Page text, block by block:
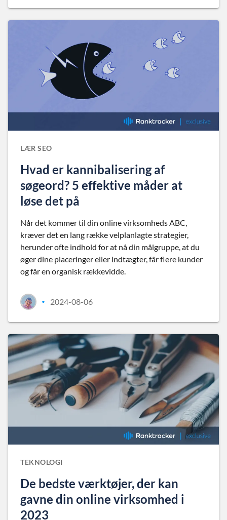
LÆR SEO
Hvad er kannibalisering af
søgeord? 5 effektive måder at
løse det på
Når det kommer til din online virksomheds ABC,
kræver det en lang række velplanlagte strategier,
herunder ofte indhold for at nå din målgruppe, at du
øger dine placeringer eller indtægter, får flere kunder
og får en organisk rækkevidde.
• 2024-08-06
TEKNOLOGI
De bedste værktøjer, der kan
gavne din online virksomhed i
2023